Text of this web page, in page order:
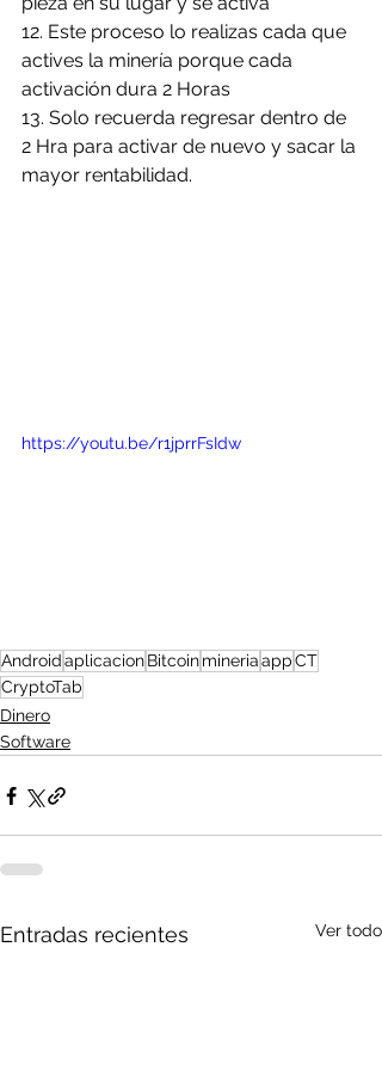
12. Este proceso lo realizas cada que
actives la minería porque cada
activación dura 2 Horas
13. Solo recuerda regresar dentro de
2 Hra para activar de nuevo y sacar la
mayor rentabilidad.
https://youtu.be/r1jprrFsIdw
AndroidaplicacionBitcoinmineriaappCT
CryptoTab
Dinero
Software
Entradas recientes Ver todo